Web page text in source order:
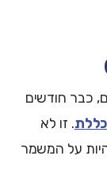
כבר חודשים
. זו לא
על המשמר